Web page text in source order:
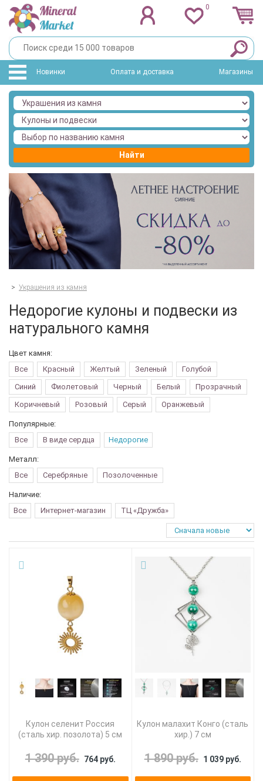
0
Новинки Оплата и доставка Магазины
Найти
> Украшения из камня
Недорогие кулоны и подвески из
натурального камня
Цвет камня:
Все
Красный Желтый Зеленый
Голубой
Синий
Фиолетовый Черный Белый
Прозрачный
Коричневый
Розовый Серый Оранжевый
Популярные:
Все
В виде сердца Недорогие
Металл:
Все
Серебряные Позолоченные
Наличие:
Все
Интернет-магазин ТЦ «Дружба»
Кулон селенит Россия
(сталь хир. позолота) 5 см
1 390 руб. 764 руб.
Кулон малахит Конго (сталь
хир.) 7 см
1 890 руб. 1 039 руб.